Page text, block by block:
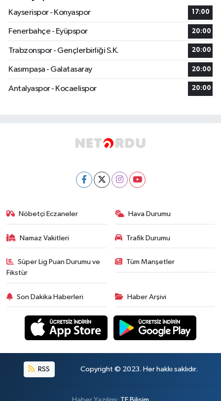
Kayserispor - Konyaspor
17:00
Fenerbahçe - Eyüpspor 20:00
Trabzonspor - Gençlerbirliği S.K. 20:00
Kasımpaşa - Galatasaray 20:00
Antalyaspor - Kocaelispor 20:00
Nöbetçi Eczaneler Hava Durumu
Namaz Vakitleri Trafik Durumu
Süper Lig Puan Durumu ve
Fikstür
Tüm Manşetler
Son Dakika Haberleri Haber Arşivi
RSS Copyright © 2023. Her hakkı saklıdır.